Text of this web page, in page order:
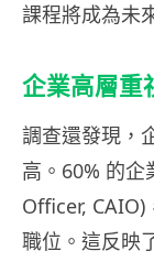
課程將成為未
企業高層重
調查還發現，
高。60% 的
Officer, CAIO)
職位。這反映